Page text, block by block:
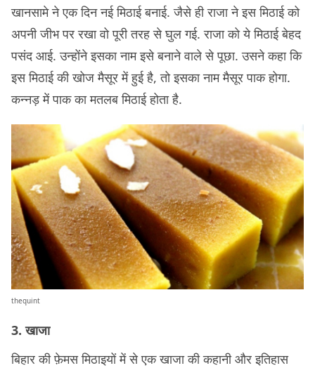
खानसामे ने एक दिन नई मिठाई बनाई. जैसे ही राजा ने इस मिठाई को
अपनी जीभ पर रखा वो पूरी तरह से घुल गई. राजा को ये मिठाई बेहद
पसंद आई. उन्होंने इसका नाम इसे बनाने वाले से पूछा. उसने कहा कि
इस मिठाई की खोज मैसूर में हुई है, तो इसका नाम मैसूर पाक होगा.
कन्नड़ में पाक का मतलब मिठाई होता है.
thequint
3. खाजा
बिहार की फ़ेमस मिठाइयों में से एक खाजा की कहानी और इतिहास